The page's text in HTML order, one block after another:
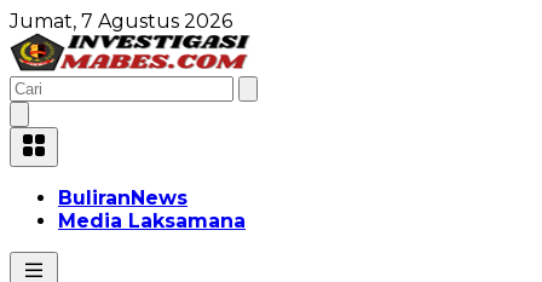
Jumat, 7 Agustus 2026
BuliranNews
Media Laksamana